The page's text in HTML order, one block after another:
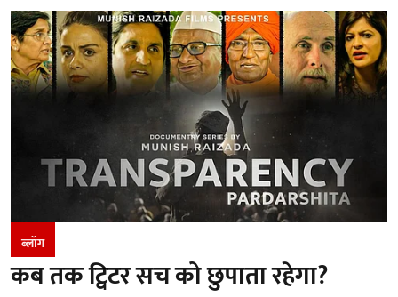
ब्लॉग
कब तक ट्विटर सच को छुपाता रहेगा?